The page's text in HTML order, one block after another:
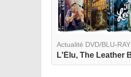
Actualité DVD/BLU-RAY